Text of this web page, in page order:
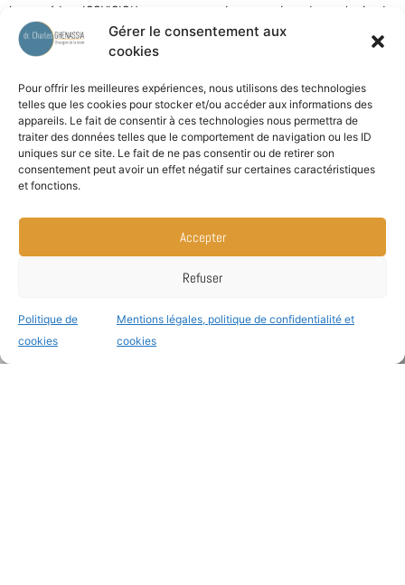
Gérer le consentement aux
cookies
Pour offrir les meilleures expériences, nous utilisons des technologies
telles que les cookies pour stocker et/ou accéder aux informations des
appareils. Le fait de consentir à ces technologies nous permettra de
traiter des données telles que le comportement de navigation ou les ID
uniques sur ce site. Le fait de ne pas consentir ou de retirer son
consentement peut avoir un effet négatif sur certaines caractéristiques
et fonctions.
Accepter
Refuser
Politique de
cookies
Mentions légales, politique de confidentialité et
cookies
La procédure ISOVISION permet aux patients atteints de presbytie, de
retourver une vision nette quelque soit la distance.
Partager cet article
Article précédent Article suivant